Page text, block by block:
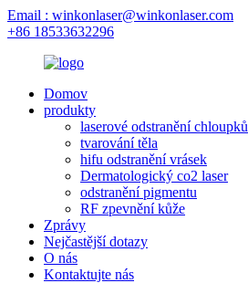
Email : winkonlaser@winkonlaser.com
+86 18533632296
Domov
produkty
laserové odstranění chloupků
tvarování těla
hifu odstranění vrásek
Dermatologický co2 laser
odstranění pigmentu
RF zpevnění kůže
Zprávy
Nejčastější dotazy
O nás
Kontaktujte nás